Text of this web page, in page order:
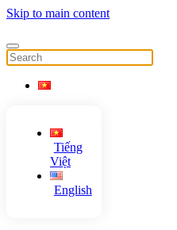
Skip to main content
Tiếng
Việt
English